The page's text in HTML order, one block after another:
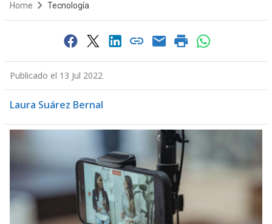
Home Tecnología
Publicado el 13 Jul 2022
Laura Suárez Bernal